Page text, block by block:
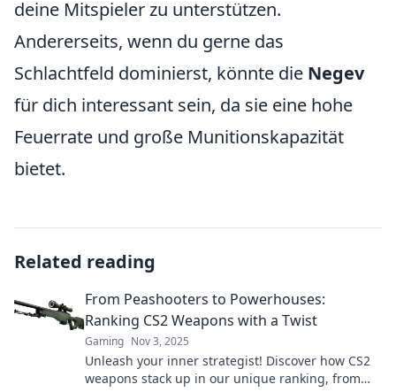
deine Mitspieler zu unterstützen.
Andererseits, wenn du gerne das
Schlachtfeld dominierst, könnte die Negev
für dich interessant sein, da sie eine hohe
Feuerrate und große Munitionskapazität
bietet.
Related reading
From Peashooters to Powerhouses:
Ranking CS2 Weapons with a Twist
Gaming Nov 3, 2025
Unleash your inner strategist! Discover how CS2
weapons stack up in our unique ranking, from